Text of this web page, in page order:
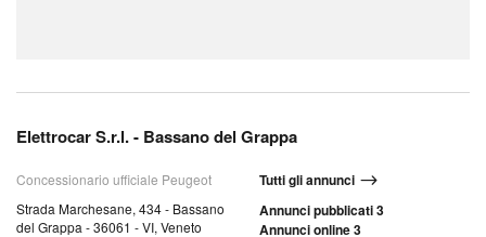
Elettrocar S.r.l. - Bassano del Grappa
Concessionario ufficiale Peugeot
Strada Marchesane, 434 - Bassano
del Grappa - 36061 - VI, Veneto
Tutti gli annunci
Annunci pubblicati 3
Annunci online 3